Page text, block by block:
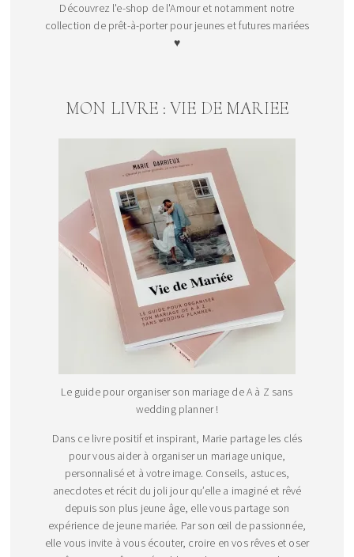
Découvrez l'e-shop de l'Amour et notamment notre
collection de prêt-à-porter pour jeunes et futures mariées
♥
MON LIVRE : VIE DE MARIEE
Le guide pour organiser son mariage de A à Z sans
wedding planner !
Dans ce livre positif et inspirant, Marie partage les clés
pour vous aider à organiser un mariage unique,
personnalisé et à votre image. Conseils, astuces,
anecdotes et récit du joli jour qu’elle a imaginé et rêvé
depuis son plus jeune âge, elle vous partage son
expérience de jeune mariée. Par son œil de passionnée,
elle vous invite à vous écouter, croire en vos rêves et oser